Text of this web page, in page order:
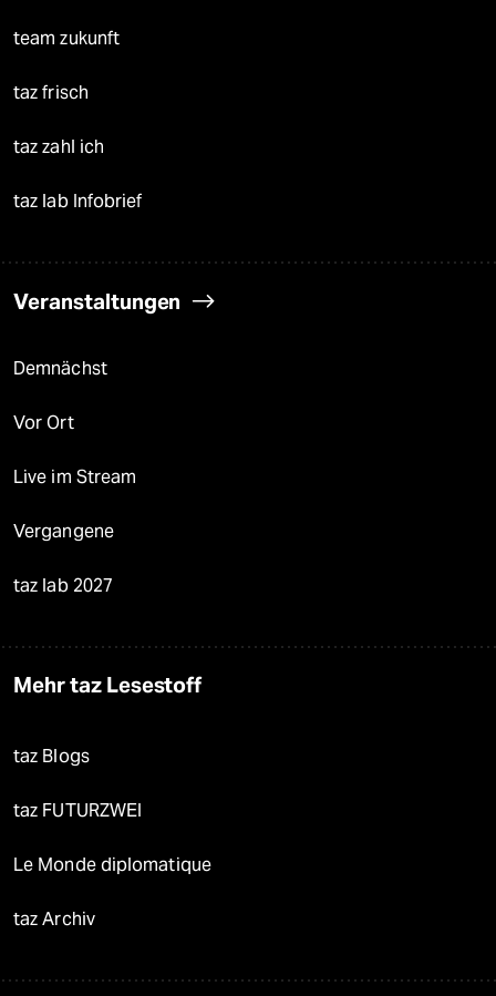
team zukunft
taz frisch
taz zahl ich
taz lab Infobrief
Veranstaltungen
Demnächst
Vor Ort
Live im Stream
Vergangene
taz lab 2027
Mehr taz Lesestoff
taz Blogs
taz FUTURZWEI
Le Monde diplomatique
taz Archiv